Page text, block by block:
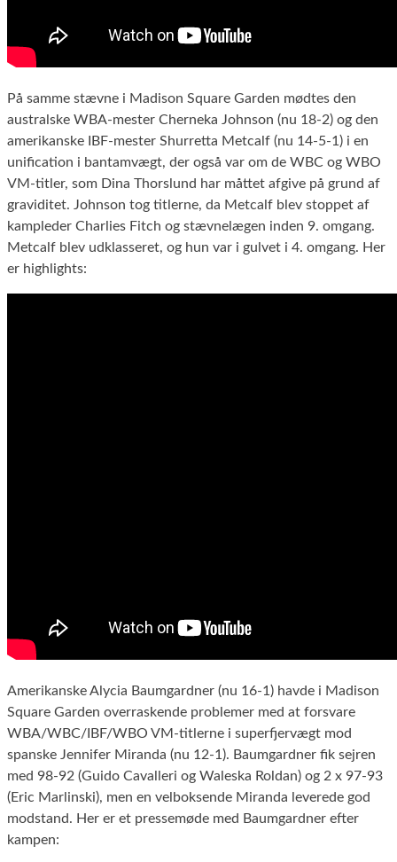
På samme stævne i Madison Square Garden mødtes den
australske WBA-mester Cherneka Johnson (nu 18-2) og den
amerikanske IBF-mester Shurretta Metcalf (nu 14-5-1) i en
unification i bantamvægt, der også var om de WBC og WBO
VM-titler, som Dina Thorslund har måttet afgive på grund af
graviditet. Johnson tog titlerne, da Metcalf blev stoppet af
kampleder Charlies Fitch og stævnelægen inden 9. omgang.
Metcalf blev udklasseret, og hun var i gulvet i 4. omgang. Her
er highlights:
Amerikanske Alycia Baumgardner (nu 16-1) havde i Madison
Square Garden overraskende problemer med at forsvare
WBA/WBC/IBF/WBO VM-titlerne i superfjervægt mod
spanske Jennifer Miranda (nu 12-1). Baumgardner fik sejren
med 98-92 (Guido Cavalleri og Waleska Roldan) og 2 x 97-93
(Eric Marlinski), men en velboksende Miranda leverede god
modstand. Her er et pressemøde med Baumgardner efter
kampen: